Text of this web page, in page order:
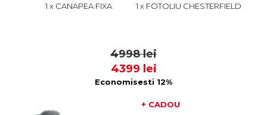
1 x CANAPEA FIXA
1 x FOTOLIU CHESTERFIELD
4998 lei
4399 lei
Economisesti 12%
+ CADOU